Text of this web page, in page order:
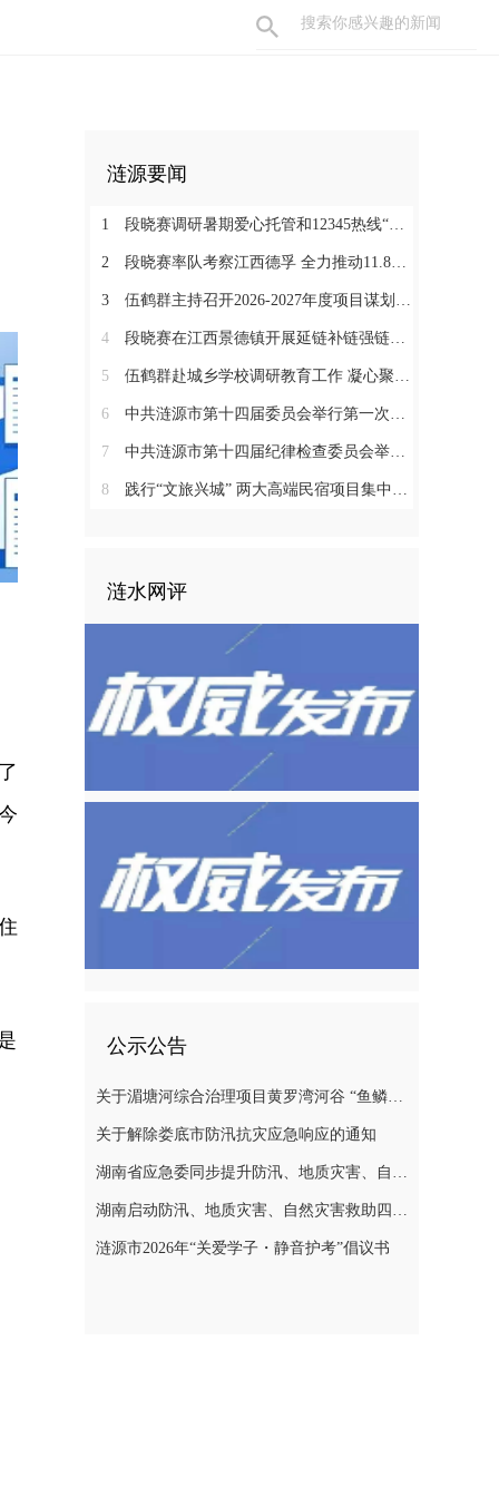
涟源要闻
1 段晓赛调研暑期爱心托管和12345热线“领导接听日”工作：在办好民生实事中打通基层治理“最后一米”
2 段晓赛率队考察江西德孚 全力推动11.8亿元循环经济项目提速增效
3 伍鹤群主持召开2026-2027年度项目谋划调度会
4 段晓赛在江西景德镇开展延链补链强链招商 围绕“三电一钛”精准发力
5 伍鹤群赴城乡学校调研教育工作 凝心聚力推动涟源教育高质量发展
6 中共涟源市第十四届委员会举行第一次全体会议 段晓赛当选市委书记 伍鹤群周杨当选市委副书记
7 中共涟源市第十四届纪律检查委员会举行第一次全体会议
8 践行“文旅兴城” 两大高端民宿项目集中签约开工 全力打造“湖湘地区文旅康养名城”
涟水网评
公示公告
关于湄塘河综合治理项目黄罗湾河谷 “鱼鳞坝”区域不对外开放的公告
关于解除娄底市防汛抗灾应急响应的通知
湖南省应急委同步提升防汛、地质灾害、自然灾害救助应急响应至三级
湖南启动防汛、地质灾害、自然灾害救助四级应急响应
涟源市2026年“关爱学子・静音护考”倡议书